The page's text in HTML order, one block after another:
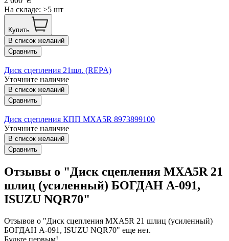
На складе: >5 шт
Купить
В список желаний
Сравнить
Диск сцепления 21шл. (REPA)
Уточните наличие
В список желаний
Сравнить
Диск сцепления КПП MXA5R 8973899100
Уточните наличие
В список желаний
Сравнить
Отзывы о "Диск сцепления MXA5R 21
шлиц (усиленный) БОГДАН А-091,
ISUZU NQR70"
Отзывов о "Диск сцепления MXA5R 21 шлиц (усиленный)
БОГДАН А-091, ISUZU NQR70" еще нет.
Будьте первым!